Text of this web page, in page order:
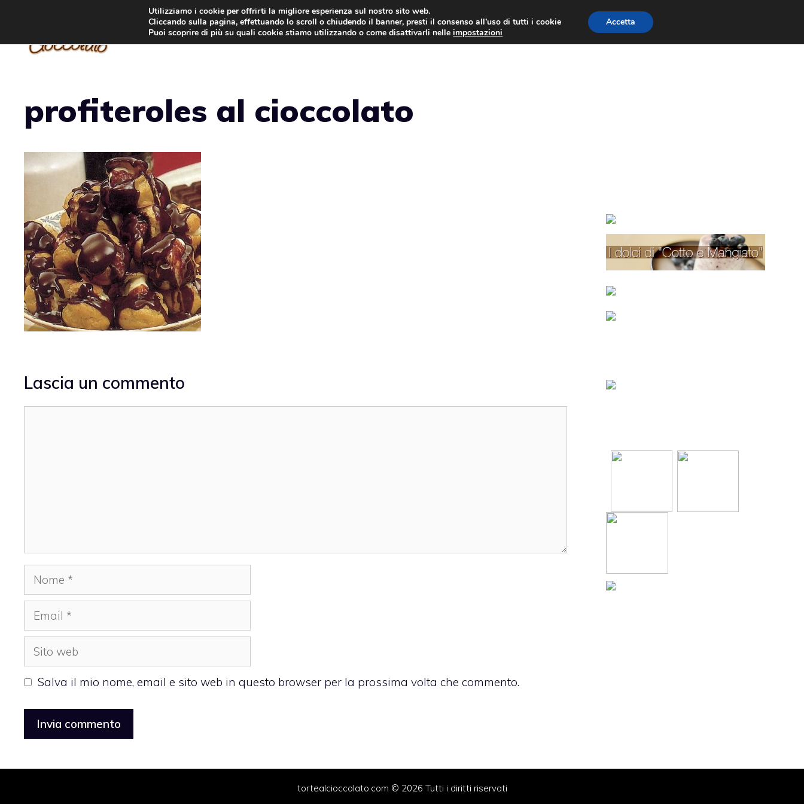
contenuto
TORTE AL CIOCCOLATO TORTE CLASSICHE TORTE PER BAMBINI
profiteroles al cioccolato
Lascia un commento
Nome
Email
Sito
web
Salva il mio nome, email e sito web in questo browser per la prossima volta che commento.
tortealcioccolato.com © 2026 Tutti i diritti riservati
Utilizziamo i cookie per offrirti la migliore esperienza sul nostro sito web.
Cliccando sulla pagina, effettuando lo scroll o chiudendo il banner, presti il consenso all’uso di tutti i cookie
Puoi scoprire di più su quali cookie stiamo utilizzando o come disattivarli nelleimpostazioni
Accetta